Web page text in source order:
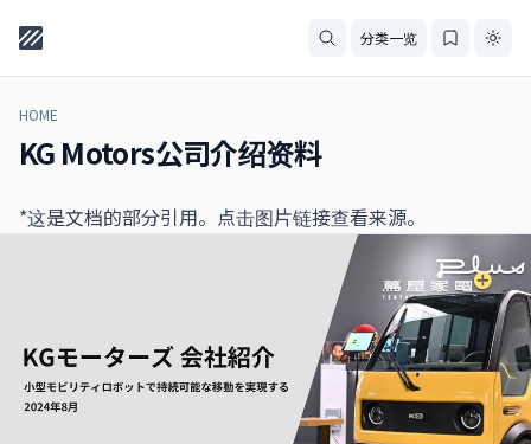
分类一览
HOME
KG Motors公司介绍资料
*这是文档的部分引用。点击图片链接查看来源。